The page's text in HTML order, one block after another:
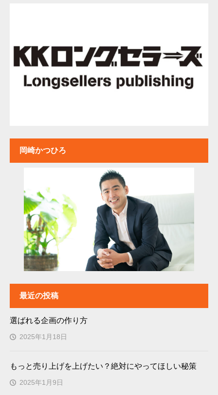
岡崎かつひろ
最近の投稿
選ばれる企画の作り方
2025年1月18日
もっと売り上げを上げたい？絶対にやってほしい秘策
2025年1月9日